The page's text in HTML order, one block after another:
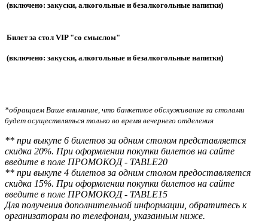
(включено: закуски, алкогольные и безалкогольные напитки)
Билет за стол VIP "со смыслом"
(включено: закуски, алкогольные и безалкогольные напитки)
*обращаем Ваше внимание, что банкетное обслуживание за столами
будет осуществляться только во время вечернего отделения
** при выкупе 6 билетов за одним столом представляется
скидка 20%. При оформлении покупки билетов на сайте
введите в поле ПРОМОКОД - TABLE20
** при выкупе 4 билетов за одним столом предоставляется
скидка 15%. При оформлении покупки билетов на сайте
введите в поле ПРОМОКОД - TABLE15
Для получения дополнительной информации, обратитесь к
организаторам по телефонам, указанным ниже.